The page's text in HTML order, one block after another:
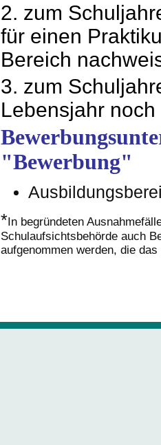
2. zum
für einen
Bereich
3. zum
Lebensjahr
"Bewerbung"
*In begründeten
Schulaufsichtsbehörde auch
aufgenommen werden, die